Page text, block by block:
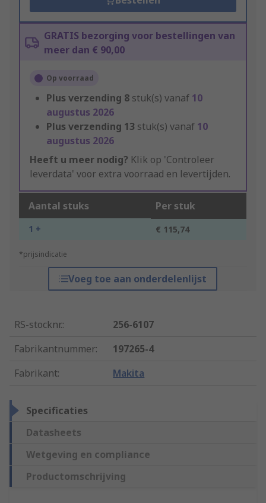
GRATIS bezorging voor bestellingen van
meer dan € 90,00
Op voorraad
Plus verzending 8 stuk(s) vanaf 10
augustus 2026
Plus verzending 13 stuk(s) vanaf 10
augustus 2026
Heeft u meer nodig? Klik op 'Controleer
leverdata' voor extra voorraad en levertijden.
Aantal stuks Per stuk
1 + € 115,74
*prijsindicatie
Voeg toe aan onderdelenlijst
RS-stocknr.:
256-6107
Fabrikantnummer:
197265-4
Fabrikant: Makita
Specificaties
Datasheets
Wetgeving en compliance
Productomschrijving